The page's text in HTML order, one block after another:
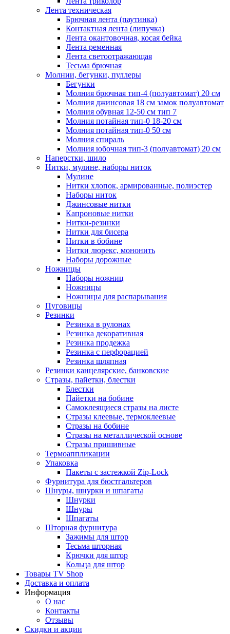
Лента техническая
Брючная лента (паутинка)
Контактная лента (липучка)
Лента окантовочная, косая бейка
Лента ременная
Лента светоотражающая
Тесьма брючная
Молнии, бегунки, пуллеры
Бегунки
Молния брючная тип-4 (полуавтомат) 20 см
Молния джинсовая 18 см замок полуавтомат
Молния обувная 12-50 см тип 7
Молния потайная тип-0 18-20 см
Молния потайная тип-0 50 см
Молния спираль
Молния юбочная тип-3 (полуавтомат) 20 см
Наперстки, шило
Нитки, мулине, наборы ниток
Мулине
Нитки хлопок, армированные, полиэстер
Наборы ниток
Джинсовые нитки
Капроновые нитки
Нитки-резинки
Нитки для бисера
Нитки в бобине
Нитки люрекс, мононить
Наборы дорожные
Ножницы
Наборы ножниц
Ножницы
Ножницы для распарывания
Пуговицы
Резинки
Резинка в рулонах
Резинка декоративная
Резинка продежка
Резинка с перфорацией
Резинка шляпная
Резинки канцелярские, банковские
Стразы, пайетки, блестки
Блестки
Пайетки на бобине
Самоклеящиеся стразы на листе
Стразы клеевые, термоклеевые
Стразы на бобине
Стразы на металлической основе
Стразы пришивные
Термоаппликации
Упаковка
Пакеты с застежкой Zip-Lock
Фурнитура для бюстгальтеров
Шнуры, шнурки и шпагаты
Шнурки
Шнуры
Шпагаты
Шторная фурнитура
Зажимы для штор
Тесьма шторная
Крючки для штор
Кольца для штор
Товары TV Shop
Доставка и оплата
Информация
О нас
Контакты
Отзывы
Скидки и акции